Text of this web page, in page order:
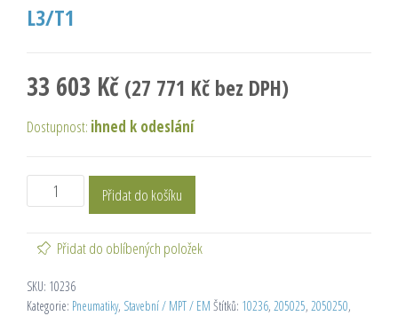
L3/T1
33 603 Kč (27 771 Kč bez DPH)
Dostupnost: ihned k odeslání
Přidat do košíku
Přidat do oblíbených položek
SKU: 10236
Kategorie: Pneumatiky, Stavební / MPT / EM Štítků: 10236, 205025, 2050250,